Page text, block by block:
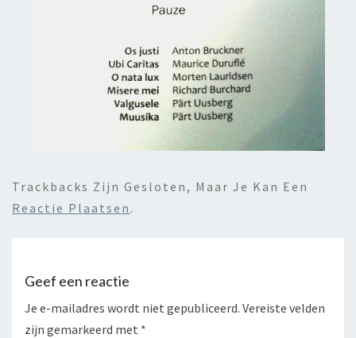
Trackbacks Zijn Gesloten, Maar Je Kan Een
Reactie Plaatsen .
Geef een reactie
Je e-mailadres wordt niet gepubliceerd. Vereiste velden
zijn gemarkeerd met *